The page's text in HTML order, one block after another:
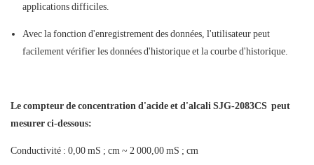
applications difficiles.
Avec la fonction d'enregistrement des données, l'utilisateur peut
facilement vérifier les données d'historique et la courbe d'historique.
Le compteur de concentration d'acide et d'alcali SJG-2083CS peut
mesurer ci-dessous:
Conductivité : 0,00 mS ; cm ~ 2 000,00 mS ; cm